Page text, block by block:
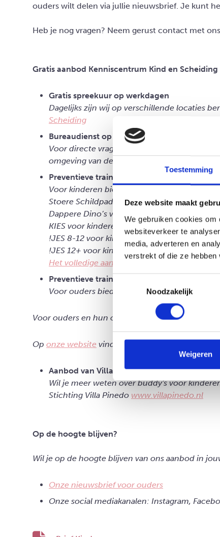
Toestemming
Deze website maakt
We gebruiken cookies om
websiteverkeer te
media, adverteren en
verstrekt of die ze
Toestemmingsselectie
Noodzakelijk
Weigeren
ouders wilt delen via jullie nieuwsbrief. Je kunt
Heb je nog vragen? Neem gerust contact met ons
Gratis aanbod Kenniscentrum Kind en Scheiding
Gratis spreekuur op werkdagen
Dagelijks zijn wij op verschillende locaties
Scheiding
Bureaudienst op werkdagen van 09.00 –
Voor directe vragen, overleg of advies kan
omgeving van de gescheiden gezinnen.
Preventieve trainingen voor kinderen
Voor kinderen bieden wij in een aantal
Stoere Schildpadden voor kinderen van 4
Dappere Dino’s voor kinderen van 6 tot 8 jaar
KIES voor kinderen van 8 tot 12 jaar
!JES 8-12 voor kinderen en ouders
!JES 12+ voor kinderen vanaf 12 jaar.
Het volledige aanbod staat op onze website.
Preventieve trainingen voor ouders en hun
Voor ouders bieden wij ScheidingsATLAS
Voor ouders en hun omgeving bieden wij vijf
Op onze website vind je het totale overzicht van
Aanbod van Villa Pinedo
Wil je meer weten over buddy's voor
Stichting Villa Pinedo www.villapinedo.nl
Op de hoogte blijven?
Wil je op de hoogte blijven van ons aanbod in
Onze nieuwsbrief voor ouders
Onze social mediakanalen: Instagram,